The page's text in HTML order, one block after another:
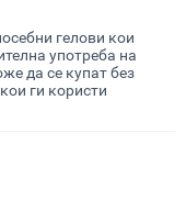
гелови кои
употреба на
да се купат без
ги користи